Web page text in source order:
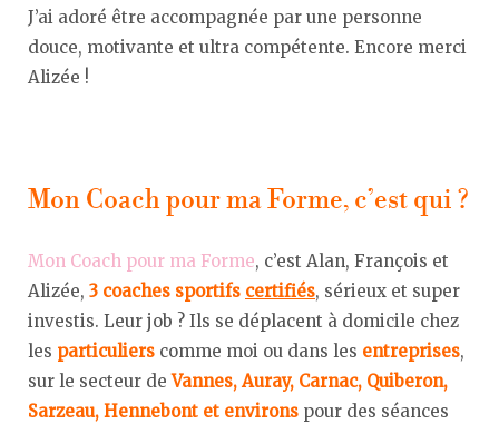
J’ai adoré être accompagnée par une personne
douce, motivante et ultra compétente. Encore merci
Alizée !
Mon Coach pour ma Forme, c’est qui ?
Mon Coach pour ma Forme, c’est Alan, François et
Alizée, 3 coaches sportifs certifiés, sérieux et super
investis. Leur job ? Ils se déplacent à domicile chez
les particuliers comme moi ou dans les entreprises,
sur le secteur deVannes, Auray, Carnac, Quiberon,
Sarzeau, Hennebont et environs pour des séances